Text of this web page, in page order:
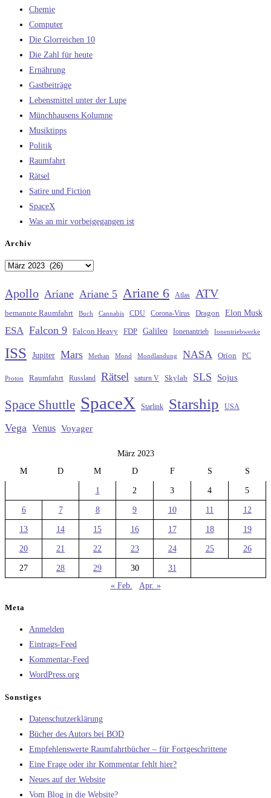
Chemie
Computer
Die Glorreichen 10
Die Zahl für heute
Ernährung
Gastbeiträge
Lebensmittel unter der Lupe
Münchhausens Kolumne
Musiktipps
Politik
Raumfahrt
Rätsel
Satire und Fiction
SpaceX
Was an mir vorbeigegangen ist
Archiv
Archiv
Apollo Ariane Ariane 5 Ariane 6 Atlas ATV
bemannte Raumfahrt Buch Cannabis CDU Corona-Virus Dragon Elon Musk
ESA Falcon 9 Falcon Heavy FDP Galileo Ionenantrieb Ionentriebwerke
ISS Jupiter Mars Methan Mond Mondlandung NASA Orion PC
Proton Raumfahrt Russland Rätsel saturn V Skylab SLS Sojus
Space Shuttle SpaceX Starlink Starship USA
Vega Venus Voyager
März 2023
M
D M D F S S
1 2 3 4 5
6 7 8 9 10 11 12
13 14 15 16 17 18 19
20 21 22 23 24 25 26
27 28 29 30
31
« Feb.
Apr. »
Meta
Anmelden
Eintrags-Feed
Kommentar-Feed
WordPress.org
Sonstiges
Datenschutzerklärung
Bücher des Autors bei BOD
Empfehlenswerte Raumfahrtbücher – für Fortgeschrittene
Eine Frage oder ihr Kommentar fehlt hier?
Neues auf der Website
Vom Blog in die Website?